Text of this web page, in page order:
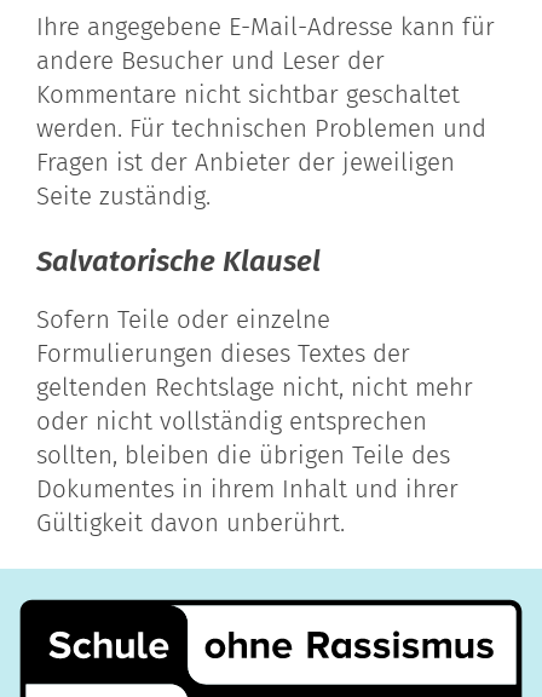
Ihre angegebene E-Mail-Adresse kann für
andere Besucher und Leser der
Kommentare nicht sichtbar geschaltet
werden. Für technischen Problemen und
Fragen ist der Anbieter der jeweiligen
Seite zuständig.
Salvatorische Klausel
Sofern Teile oder einzelne
Formulierungen dieses Textes der
geltenden Rechtslage nicht, nicht mehr
oder nicht vollständig entsprechen
sollten, bleiben die übrigen Teile des
Dokumentes in ihrem Inhalt und ihrer
Gültigkeit davon unberührt.